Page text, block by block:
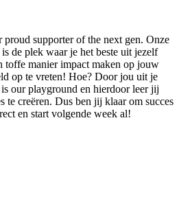
proud supporter of the next gen. Onze
de plek waar je het beste uit jezelf
toffe manier impact maken op jouw
op te vreten! Hoe? Door jou uit je
our playground en hierdoor leer jij
te creëren. Dus ben jij klaar om succes
en start volgende week al!